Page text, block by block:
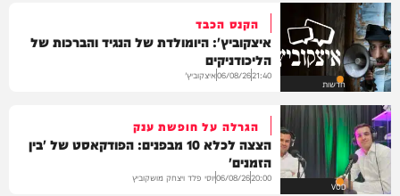
חדשות
הקנס הכבד
איצקוביץ': היומולדת של הנגיד והברכות של
הליכודניקים
21:40
06/08/26איצקוביץ'
VOD
הגרלה על חופשת ענק
הצצה לכלא 10 מבפנים: הפודקאסט של 'בין
הזמנים'
20:00
06/08/26יוסי פלד ויצחק מושקוביץ